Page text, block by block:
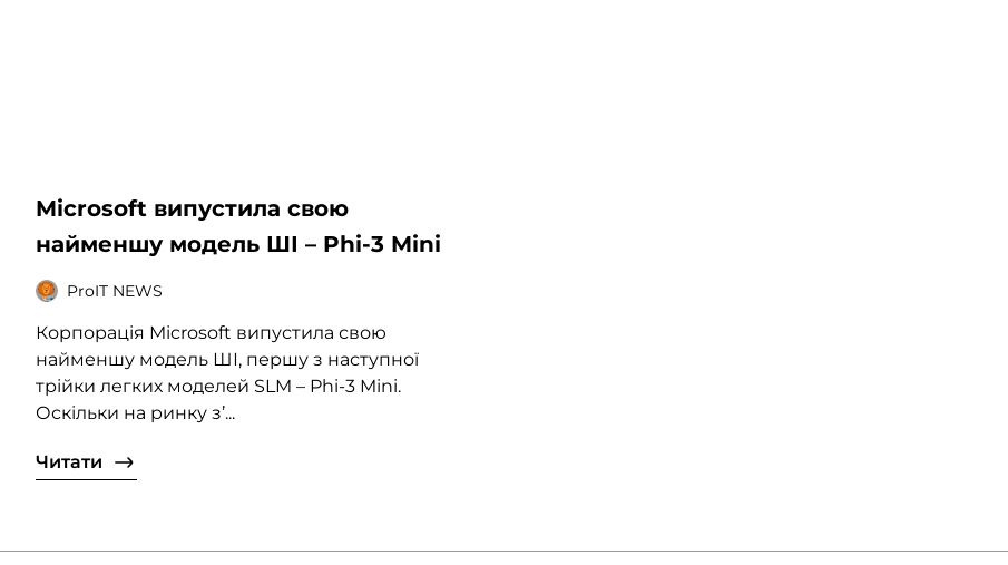
Microsoft випустила свою
найменшу модель ШІ – Phi-3 Mini
ProIT NEWS
Корпорація Microsoft випустила свою
найменшу модель ШІ, першу з наступної
трійки легких моделей SLM – Phi-3 Mini.
Оскільки на ринку з’...
Читати